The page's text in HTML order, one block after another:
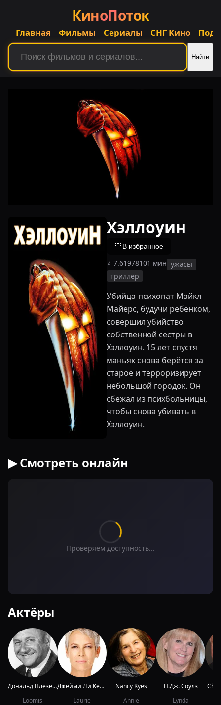
КиноПоток
Главная Фильмы Сериалы СНГ Кино
Найти
Хэллоуин
🤍В избранное
⭐ 7.61978101 мин ужасы
триллер
Убийца-психопат Майкл
Майерс, будучи ребенком,
совершил убийство
собственной сестры в
Хэллоуин. 15 лет спустя
маньяк снова берётся за
старое и терроризирует
небольшой городок. Он
сбежал из психбольницы,
чтобы снова убивать в
Хэллоуин.
▶ Смотреть онлайн
Проверяем доступность...
Актёры
Дональд Плезенс
Loomis
Джейми Ли Кёртис
Laurie
Nancy Kyes
Annie
П.Дж. Соулз
Lynda